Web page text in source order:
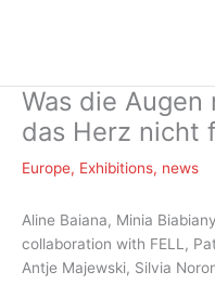
Was die Augen
das Herz nicht
Europe, Exhibitions, news
Aline Baiana, Minia
collaboration with FELL,
Antje Majewski, Silvia